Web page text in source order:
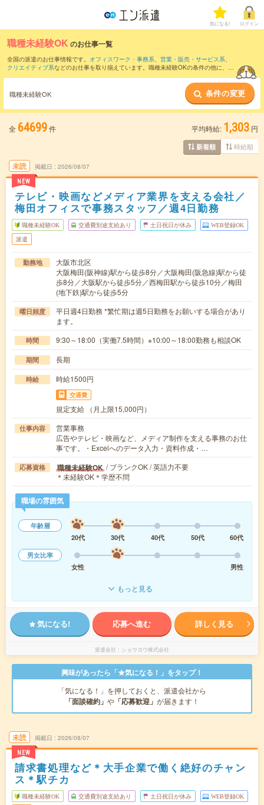
気になる! ログイン
職種未経験OK のお仕事一覧
全国の派遣のお仕事情報です。 オフィスワーク・事務系、 営業・販売・サービス系、
クリエイティブ系などのお仕事を取り揃えています。職種未経験OKの条件の他に、 交
職種未経験OK 条件の変更
全 64699件 平均時給: 1,303 円
新着順 時給順
未読
NEW
掲載日 2026/08/07
テレビ・映画などメディア業界を支える会社／
梅田オフィスで事務スタッフ／週4日勤務
職種未経験OK 交通費別途支給あり 土日祝日が休み WEB登録OK
派遣
勤務地
大阪市北区
大阪梅田(阪神線)駅から徒歩8分／大阪梅田(阪急線)駅から徒
歩8分／大阪駅から徒歩5分／西梅田駅から徒歩10分／梅田
(地下鉄)駅から徒歩5分
曜日頻度
平日週4日勤務 *繁忙期は週5日勤務をお願いする場合があり
ます。
時間 9:30～18:00（実働7.5時間）※10:00～18:00勤務も相談OK
期間 長期
時給 時給1500円
交通費
規定支給 （月上限15,000円）
仕事内容
営業事務
広告やテレビ・映画など、メディア制作を支える事務のお仕
事です。・Excelへのデータ入力・資料作成・…
応募資格 職種未経験OK / ブランクOK / 英語力不要
＊未経験OK＊学歴不問
職場の雰囲気
年齢層
20代
30代 40代 50代
60代
男女比率
女性
男性
もっと見る
気になる! 応募へ進む 詳しく見る
派遣会社 ショウヨウ株式会社
興味があったら「★気になる！」をタップ！
「気になる！」を押しておくと、派遣会社から
「面談確約」 や 「応募歓迎」 が届きます！
未読
NEW
掲載日 2026/08/07
請求書処理など＊大手企業で働く絶好のチャン
ス＊駅チカ
職種未経験OK 交通費別途支給あり 土日祝日が休み WEB登録OK